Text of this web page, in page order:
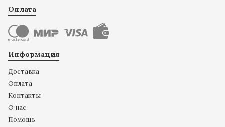
Оплата
Информация
Доставка
Оплата
Контакты
О нас
Помощь